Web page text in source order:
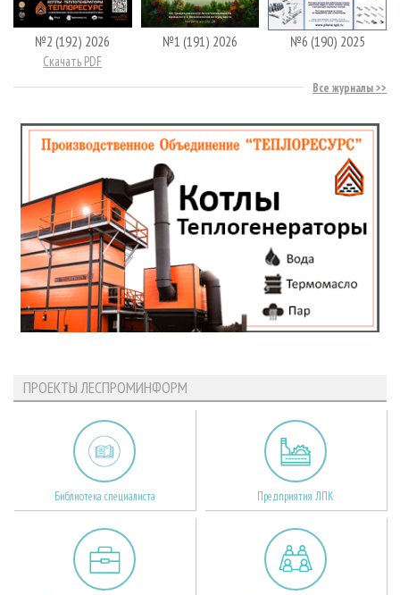
№2 (192) 2026
Скачать PDF
№1 (191) 2026 №6 (190) 2025
Все журналы
ПРОЕКТЫ ЛЕСПРОМИНФОРМ
Библиотека специалиста Предприятия ЛПК